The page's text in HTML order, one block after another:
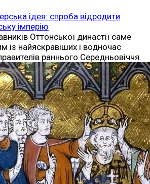
ідея: спроба відродити
імперію
Оттонської династії саме
із найяскравіших і водночас
раннього Середньовіччя.